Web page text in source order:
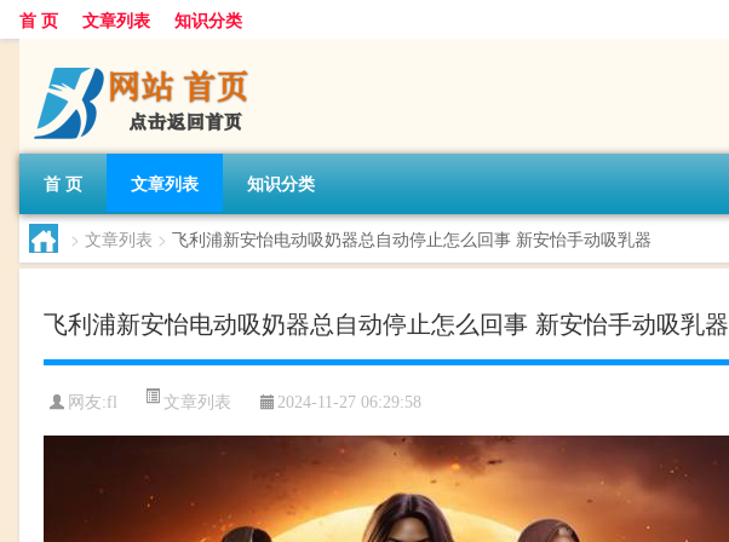
首 页 文章列表 知识分类
首 页 文章列表 知识分类
> 文章列表 > 飞利浦新安怡电动吸奶器总自动停止怎么回事 新安怡手动吸乳器
飞利浦新安怡电动吸奶器总自动停止怎么回事 新安怡手动吸乳器
网友:fl 文章列表 2024-11-27 06:29:58